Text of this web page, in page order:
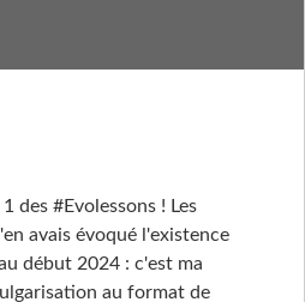
des #Evolessons ! Les
avais évoqué l'existence
début 2024 : c'est ma
au format de